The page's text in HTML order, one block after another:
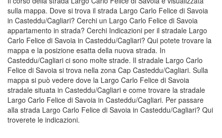
sulla mappa. Dove si trova il strada Largo Carlo Felice di Savoia
in Casteddu/Cagliari? Cerchi un Largo Carlo Felice di Savoia
appartamento in strada? Cerchi Indicazioni per il stradale Largo
Carlo Felice di Savoia in Casteddu/Cagliari? Qui potete trovare la
mappa e la posizione esatta della nuova strada. In
Casteddu/Cagliari ci sono molte strade. Il stradale Largo Carlo
Felice di Savoia si trova nella zona Cap Casteddu/Cagliari. Sulla
mappa si può vedere dove la Largo Carlo Felice di Savoia
stradale situata in Casteddu/Cagliari e come trovare la stradale
Largo Carlo Felice di Savoia in Casteddu/Cagliari. Per passare
alla strada Largo Carlo Felice di Savoia in Casteddu/Cagliari? Qui
troverete le indicazioni.